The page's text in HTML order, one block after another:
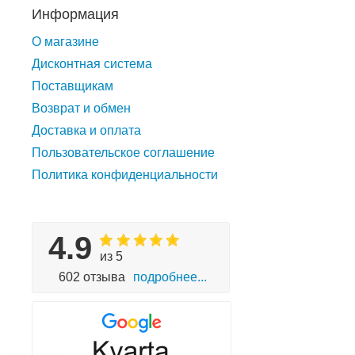
Информация
О магазине
Дисконтная система
Поставщикам
Возврат и обмен
Доставка и оплата
Пользовательское соглашение
Политика конфиденциальности
4.9
из 5
602 отзыва
подробнее...